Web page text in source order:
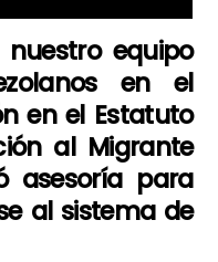
equipo
en el
en el Estatuto
al Migrante
asesoría para
al sistema de